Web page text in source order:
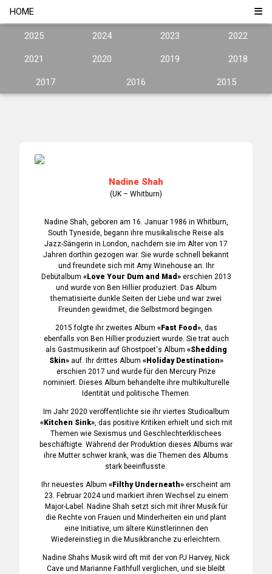
HOME
2025 2024 2023 2022
2021 2020 2019 2018
2017 2016 2015
Nadine Shah
(UK – Whitburn)
Nadine Shah, geboren am 16. Januar 1986 in Whitburn,
South Tyneside, begann ihre musikalische Reise als
Jazz-Sängerin in London, nachdem sie im Alter von 17
Jahren dorthin gezogen war. Sie wurde schnell bekannt
und freundete sich mit Amy Winehouse an. Ihr
Debütalbum «Love Your Dum and Mad»erschien 2013
und wurde von Ben Hillier produziert. Das Album
thematisierte dunkle Seiten der Liebe und war zwei
Freunden gewidmet, die Selbstmord begingen.
2015 folgte ihr zweites Album «Fast Food», das
ebenfalls von Ben Hillier produziert wurde. Sie trat auch
als Gastmusikerin auf Ghostpoet's Album «Shedding
Skin»auf. Ihr drittes Album «Holiday Destination»
erschien 2017 und wurde für den Mercury Prize
nominiert. Dieses Album behandelte ihre multikulturelle
Identität und politische Themen.
Im Jahr 2020 veröffentlichte sie ihr viertes Studioalbum
«Kitchen Sink», das positive Kritiken erhielt und sich mit
Themen wie Sexismus und Geschlechterklischees
beschäftigte. Während der Produktion dieses Albums war
ihre Mutter schwer krank, was die Themen des Albums
stark beeinflusste.
Ihr neuestes Album «Filthy Underneath» erscheint am
23. Februar 2024 und markiert ihren Wechsel zu einem
Major-Label. Nadine Shah setzt sich mit ihrer Musik für
die Rechte von Frauen und Minderheiten ein und plant
eine Initiative, um ältere Künstlerinnen den
Wiedereinstieg in die Musikbranche zu erleichtern.
Nadine Shahs Musik wird oft mit der von PJ Harvey, Nick
Cave und Marianne Faithfull verglichen, und sie bleibt